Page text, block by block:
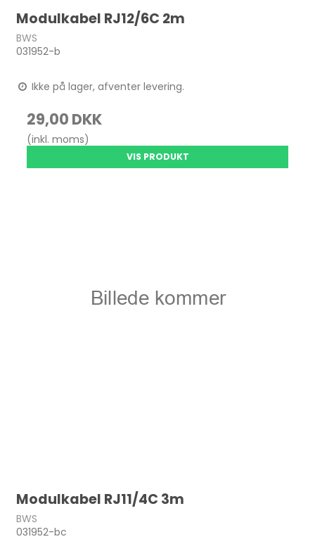
Modulkabel RJ12/6C 2m
BWS
031952-b
Ikke på lager, afventer levering.
29,00 DKK
(inkl. moms)
VIS PRODUKT
Modulkabel RJ11/4C 3m
BWS
031952-bc